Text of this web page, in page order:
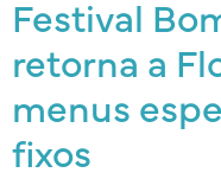
Festival
retorna a
menus
fixos